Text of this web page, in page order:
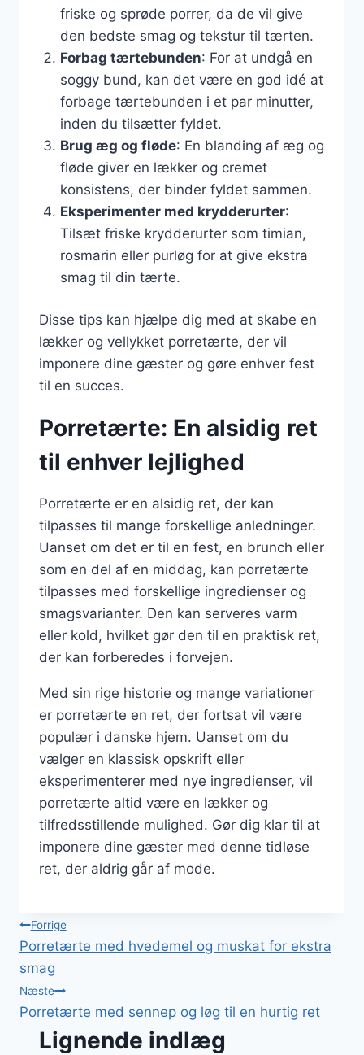
friske og sprøde porrer, da de vil give
den bedste smag og tekstur til tærten.
Forbag tærtebunden: For at undgå en
soggy bund, kan det være en god idé at
forbage tærtebunden i et par minutter,
inden du tilsætter fyldet.
Brug æg og fløde: En blanding af æg og
fløde giver en lækker og cremet
konsistens, der binder fyldet sammen.
Eksperimenter med krydderurter:
Tilsæt friske krydderurter som timian,
rosmarin eller purløg for at give ekstra
smag til din tærte.
Disse tips kan hjælpe dig med at skabe en
lækker og vellykket porretærte, der vil
imponere dine gæster og gøre enhver fest
til en succes.
Porretærte: En alsidig ret
til enhver lejlighed
Porretærte er en alsidig ret, der kan
tilpasses til mange forskellige anledninger.
Uanset om det er til en fest, en brunch eller
som en del af en middag, kan porretærte
tilpasses med forskellige ingredienser og
smagsvarianter. Den kan serveres varm
eller kold, hvilket gør den til en praktisk ret,
der kan forberedes i forvejen.
Med sin rige historie og mange variationer
er porretærte en ret, der fortsat vil være
populær i danske hjem. Uanset om du
vælger en klassisk opskrift eller
eksperimenterer med nye ingredienser, vil
porretærte altid være en lækker og
tilfredsstillende mulighed. Gør dig klar til at
imponere dine gæster med denne tidløse
ret, der aldrig går af mode.
Indlægsnavigation
Forrige
Porretærte med hvedemel og muskat for ekstra
smag
Næste
Porretærte med sennep og løg til en hurtig ret
Lignende indlæg